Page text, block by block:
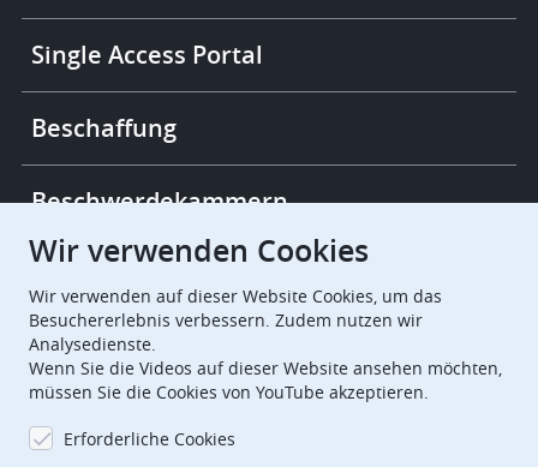
Single Access Portal
Beschaffung
Beschwerdekammern
EuropeanPatentOffice
EPO Procurement
Wir verwenden Cookies
Wir verwenden auf dieser Website Cookies, um das
Besuchererlebnis verbessern. Zudem nutzen wir
Analysedienste.
Wenn Sie die Videos auf dieser Website ansehen möchten,
müssen Sie die Cookies von YouTube akzeptieren.
Erforderliche Cookies